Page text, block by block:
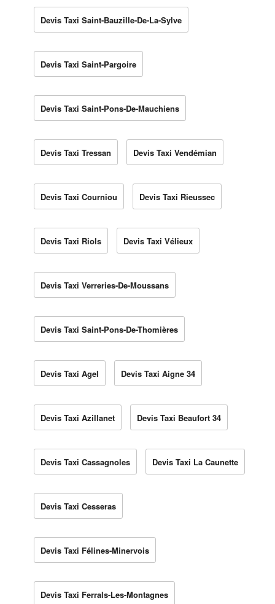
Devis Taxi Saint-Bauzille-De-La-Sylve
Devis Taxi Saint-Pargoire
Devis Taxi Saint-Pons-De-Mauchiens
Devis Taxi Tressan Devis Taxi Vendémian
Devis Taxi Courniou Devis Taxi Rieussec
Devis Taxi Riols Devis Taxi Vélieux
Devis Taxi Verreries-De-Moussans
Devis Taxi Saint-Pons-De-Thomières
Devis Taxi Agel Devis Taxi Aigne 34
Devis Taxi Azillanet Devis Taxi Beaufort 34
Devis Taxi Cassagnoles Devis Taxi La Caunette
Devis Taxi Cesseras
Devis Taxi Félines-Minervois
Devis Taxi Ferrals-Les-Montagnes